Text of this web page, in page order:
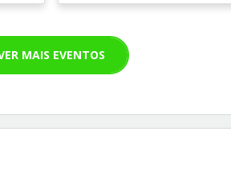
MAIS EVENTOS